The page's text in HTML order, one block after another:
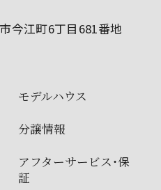
今江町6丁目681番地
モデルハウス
分譲情報
アフターサービス・保
証